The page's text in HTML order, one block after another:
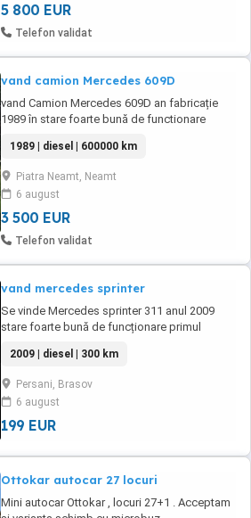
5 800 EUR
Telefon validat
vand camion Mercedes 609D
vand Camion Mercedes 609D an fabricație
1989 în stare foarte bună de functionare
1989 | diesel | 600000 km
Piatra Neamt, Neamt
6 august
3 500 EUR
Telefon validat
vand mercedes sprinter
Se vinde Mercedes sprinter 311 anul 2009
stare foarte bună de funcționare primul
Cârlig(priză) Geamuri electrice (inchidere
centralizata) Oglinzi electrice încălzite
(Masina are carte service) Si multe altele..
detali in privat
2009 | diesel | 300 km
Persani, Brasov
6 august
199 EUR
Ottokar autocar 27 locuri
Mini autocar Ottokar , locuri 27+1 . Acceptam